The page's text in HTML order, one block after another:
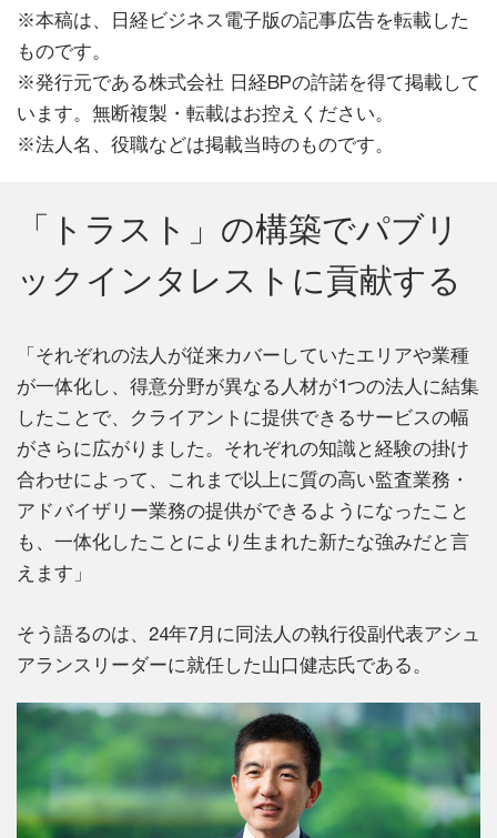
※本稿は、日経ビジネス電子版の記事広告を転載した
ものです。
※発行元である株式会社 日経BPの許諾を得て掲載して
います。無断複製・転載はお控えください。
※法人名、役職などは掲載当時のものです。
「トラスト」の構築でパブリ
ックインタレストに貢献する
「それぞれの法人が従来カバーしていたエリアや業種
が一体化し、得意分野が異なる人材が1つの法人に結集
したことで、クライアントに提供できるサービスの幅
がさらに広がりました。それぞれの知識と経験の掛け
合わせによって、これまで以上に質の高い監査業務・
アドバイザリー業務の提供ができるようになったこと
も、一体化したことにより生まれた新たな強みだと言
えます」
そう語るのは、24年7月に同法人の執行役副代表アシュ
アランスリーダーに就任した山口健志氏である。